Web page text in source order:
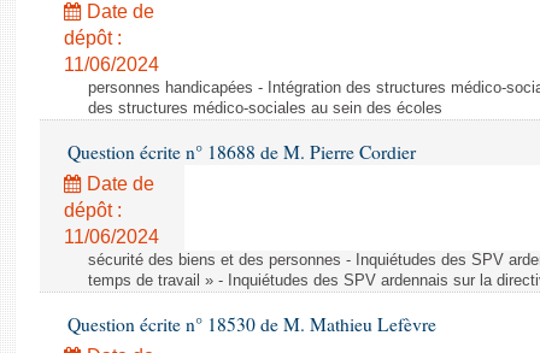
Date de
dépôt :
11/06/2024
personnes handicapées - Intégration des structures médico-
des structures médico-sociales au sein des écoles
Question écrite n° 18688 de M. Pierre Cordier
Date de
dépôt :
11/06/2024
sécurité des biens et des personnes - Inquiétudes des SPV
temps de travail » - Inquiétudes des SPV ardennais sur la
Question écrite n° 18530 de M. Mathieu Lefèvre